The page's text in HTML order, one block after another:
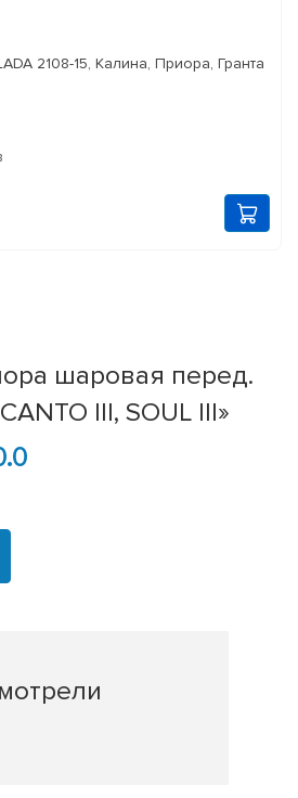
2108-15, Калина, Приора, Гранта
шаровая перед.
III, SOUL III»